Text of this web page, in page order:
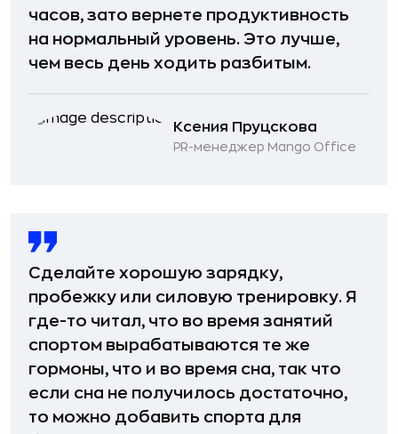
часов, зато вернете продуктивность
на нормальный уровень. Это лучше,
чем весь день ходить разбитым.
Ксения Пруцскова
PR-менеджер Mango Office
Сделайте хорошую зарядку,
пробежку или силовую тренировку. Я
где-то читал, что во время занятий
спортом вырабатываются те же
гормоны, что и во время сна, так что
если сна не получилось достаточно,
то можно добавить спорта для